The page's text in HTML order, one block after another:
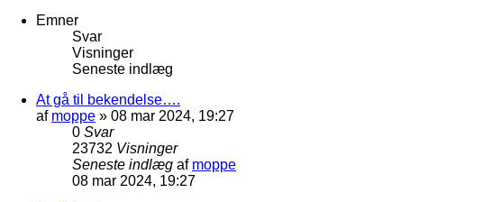
Emner
Svar
Visninger
Seneste indlæg
At gå til bekendelse….
af moppe » 08 mar 2024, 19:27
0 Svar
23732 Visninger
Seneste indlæg af moppe
08 mar 2024, 19:27